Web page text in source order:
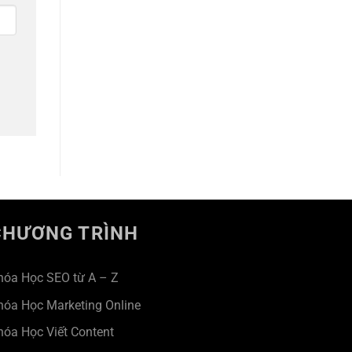
TRÌNH
Học SEO từ A – Z
Học Marketing Online
Học Viết Content